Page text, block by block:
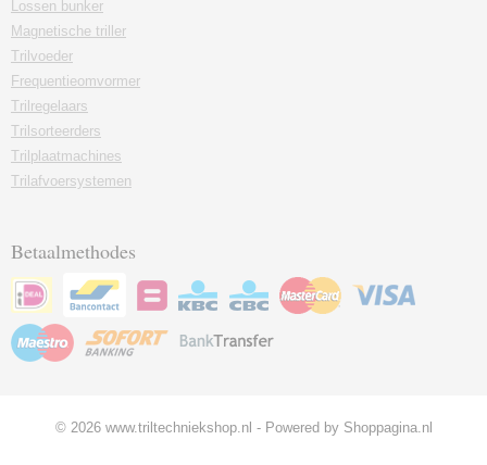
Lossen bunker
Magnetische triller
Trilvoeder
Frequentieomvormer
Trilregelaars
Trilsorteerders
Trilplaatmachines
Trilafvoersystemen
Betaalmethodes
© 2026 www.triltechniekshop.nl - Powered by Shoppagina.nl